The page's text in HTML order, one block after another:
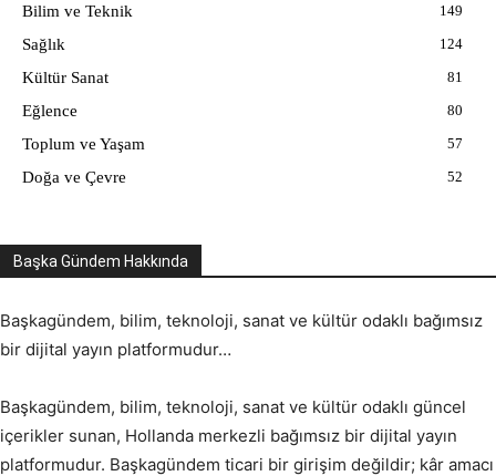
Bilim ve Teknik 149
Sağlık 124
Kültür Sanat 81
Eğlence 80
Toplum ve Yaşam 57
Doğa ve Çevre 52
Başka Gündem Hakkında
Başkagündem, bilim, teknoloji, sanat ve kültür odaklı bağımsız
bir dijital yayın platformudur…
Başkagündem, bilim, teknoloji, sanat ve kültür odaklı güncel
içerikler sunan, Hollanda merkezli bağımsız bir dijital yayın
platformudur. Başkagündem ticari bir girişim değildir; kâr amacı